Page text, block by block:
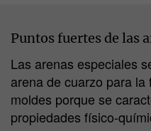
Puntos fuertes de las
Las arenas especiales
arena de cuarzo para
moldes porque se
propiedades físico-